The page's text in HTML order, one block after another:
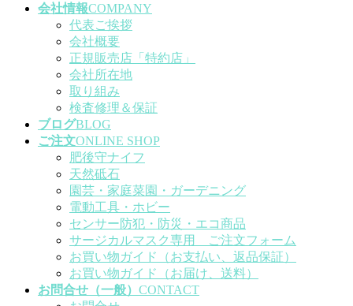
会社情報COMPANY
代表ご挨拶
会社概要
正規販売店「特約店」
会社所在地
取り組み
検査修理＆保証
ブログBLOG
ご注文ONLINE SHOP
肥後守ナイフ
天然砥石
園芸・家庭菜園・ガーデニング
電動工具・ホビー
センサー防犯・防災・エコ商品
サージカルマスク専用 ご注文フォーム
お買い物ガイド（お支払い、返品保証）
お買い物ガイド（お届け、送料）
お問合せ（一般） CONTACT